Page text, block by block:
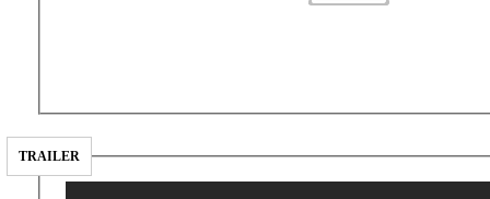
TRAILER